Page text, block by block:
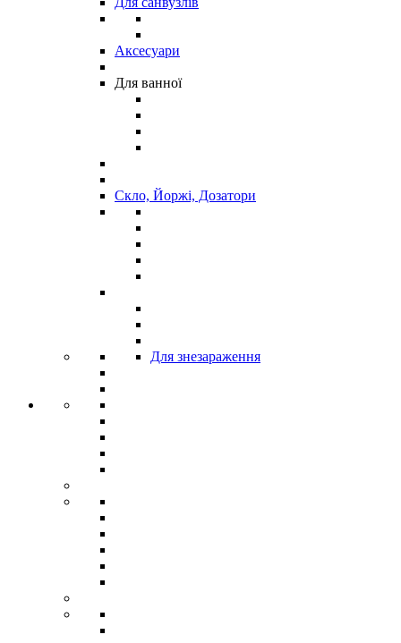
Аксесуари
Для ванної
Скло, Йоржі, Дозатори
Для знезараження